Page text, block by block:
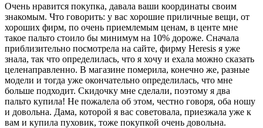
Очень нравится покупка, давала ваши координаты своим
знакомым. Что говорить: у вас хорошие приличные вещи, от
хороших фирм, по очень приемлемым ценам, в центе мне
такое пальто стоило бы минимум на 10% дороже. Сначала
приблизительно посмотрела на сайте, фирму Heresis я уже
знала, так что определилась, что я хочу и ехала можно сказать
целенаправленно. В магазине померила, конечно же, разные
модели и тогда уже окончательно определилась, что мне
больше подходит. Скидочку мне сделали, поэтому я два
пальто купила! Не пожалела об этом, честно говоря, оба ношу
и довольна. Дама, которой я вас советовала, приезжала уже к
вам и купила пуховик, тоже покупкой очень довольна.